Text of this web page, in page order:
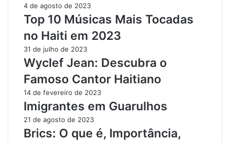
4 de agosto de 2023
Top 10 Músicas Mais Tocadas
no Haiti em 2023
31 de julho de 2023
Wyclef Jean: Descubra o
Famoso Cantor Haitiano
14 de fevereiro de 2023
Imigrantes em Guarulhos
21 de agosto de 2023
Brics: O que é, Importância,